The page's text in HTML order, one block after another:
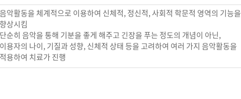
음악활동을 체계적으로 이용하여 신체적, 정신적, 사회적 학문적 영역의 기능을
향상시킴
단순히 음악을 통해 기분을 좋게 해주고 긴장을 푸는 정도의 개념이 아닌,
이용자의 나이, 기질과 성향, 신체적 상태 등을 고려하여 여러 가지 음악활동을
적용하여 치료가 진행